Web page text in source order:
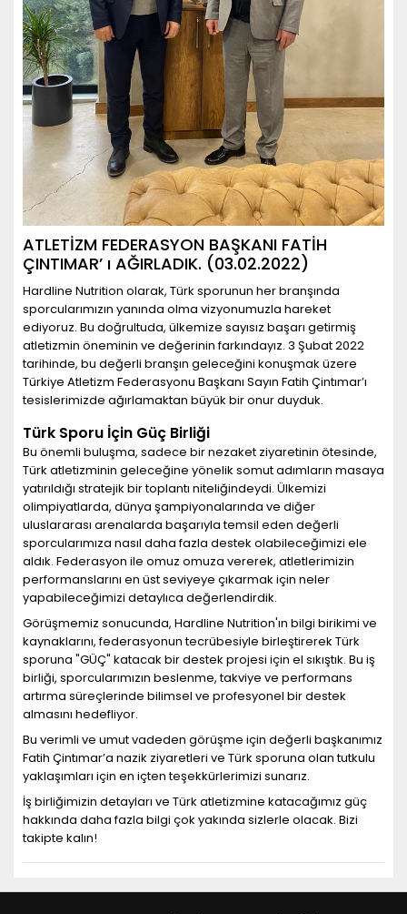
ATLETİZM FEDERASYON BAŞKANI FATİH
ÇINTIMAR’ ı AĞIRLADIK. (03.02.2022)
Hardline Nutrition olarak, Türk sporunun her branşında
sporcularımızın yanında olma vizyonumuzla hareket
ediyoruz. Bu doğrultuda, ülkemize sayısız başarı getirmiş
atletizmin öneminin ve değerinin farkındayız. 3 Şubat 2022
tarihinde, bu değerli branşın geleceğini konuşmak üzere
Türkiye Atletizm Federasyonu Başkanı Sayın Fatih Çintımar’ı
tesislerimizde ağırlamaktan büyük bir onur duyduk.
Türk Sporu İçin Güç Birliği
Bu önemli buluşma, sadece bir nezaket ziyaretinin ötesinde,
Türk atletizminin geleceğine yönelik somut adımların masaya
yatırıldığı stratejik bir toplantı niteliğindeydi. Ülkemizi
olimpiyatlarda, dünya şampiyonalarında ve diğer
uluslararası arenalarda başarıyla temsil eden değerli
sporcularımıza nasıl daha fazla destek olabileceğimizi ele
aldık. Federasyon ile omuz omuza vererek, atletlerimizin
performanslarını en üst seviyeye çıkarmak için neler
yapabileceğimizi detaylıca değerlendirdik.
Görüşmemiz sonucunda, Hardline Nutrition'ın bilgi birikimi ve
kaynaklarını, federasyonun tecrübesiyle birleştirerek Türk
sporuna "GÜÇ" katacak bir destek projesi için el sıkıştık. Bu iş
birliği, sporcularımızın beslenme, takviye ve performans
artırma süreçlerinde bilimsel ve profesyonel bir destek
almasını hedefliyor.
Bu verimli ve umut vadeden görüşme için değerli başkanımız
Fatih Çintımar’a nazik ziyaretleri ve Türk sporuna olan tutkulu
yaklaşımları için en içten teşekkürlerimizi sunarız.
İş birliğimizin detayları ve Türk atletizmine katacağımız güç
hakkında daha fazla bilgi çok yakında sizlerle olacak. Bizi
takipte kalın!